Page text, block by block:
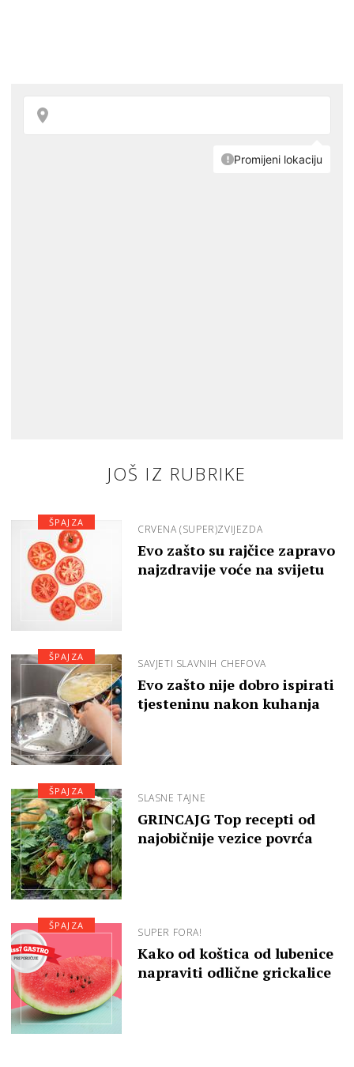
JOŠ IZ RUBRIKE
CRVENA (SUPER)ZVIJEZDA
Evo zašto su rajčice zapravo
najzdravije voće na svijetu
ŠPAJZA
SAVJETI SLAVNIH CHEFOVA
Evo zašto nije dobro ispirati
tjesteninu nakon kuhanja
ŠPAJZA
SLASNE TAJNE
GRINCAJG Top recepti od
najobičnije vezice povrća
ŠPAJZA
SUPER FORA!
Kako od koštica od lubenice
napraviti odlične grickalice
ŠPAJZA